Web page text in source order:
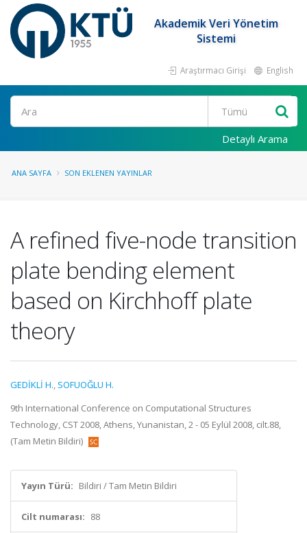
Akademik Veri Yönetim
Sistemi
Araştırmacı Girişi English
Ara
Detaylı Arama
ANA SAYFA SON EKLENEN YAYINLAR
A refined five-node transition
plate bending element
based on Kirchhoff plate
theory
GEDİKLİ H., SOFUOĞLU H.
9th International Conference on Computational Structures
Technology, CST 2008, Athens, Yunanistan, 2 - 05 Eylül 2008, cilt.88,
(Tam Metin Bildiri)
Yayın Türü: Bildiri / Tam Metin Bildiri
Cilt numarası: 88